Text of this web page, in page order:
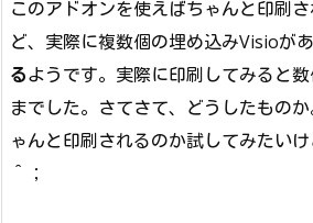
このアドオンを使えばちゃんと印刷
ど、実際に複数個の埋め込みVisioがあ
るようです。実際に印刷してみると
までした。さてさて、どうしたもの
ゃんと印刷されるのか試してみたい
＾；